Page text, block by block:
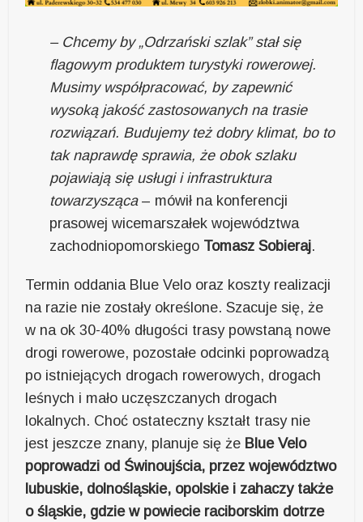
– Chcemy by „Odrzański szlak” stał się
flagowym produktem turystyki rowerowej.
Musimy współpracować, by zapewnić
wysoką jakość zastosowanych na trasie
rozwiązań. Budujemy też dobry klimat, bo to
tak naprawdę sprawia, że obok szlaku
pojawiają się usługi i infrastruktura
towarzysząca– mówił na konferencji
prasowej wicemarszałek województwa
zachodniopomorskiego Tomasz Sobieraj.
Termin oddania Blue Velo oraz koszty realizacji
na razie nie zostały określone. Szacuje się, że
w na ok 30-40% długości trasy powstaną nowe
drogi rowerowe, pozostałe odcinki poprowadzą
po istniejących drogach rowerowych, drogach
leśnych i mało uczęszczanych drogach
lokalnych. Choć ostateczny kształt trasy nie
jest jeszcze znany, planuje się że Blue Velo
poprowadzi od Świnoujścia, przez województwo
lubuskie, dolnośląskie, opolskie i zahaczy także
o śląskie, gdzie w powiecie raciborskim dotrze